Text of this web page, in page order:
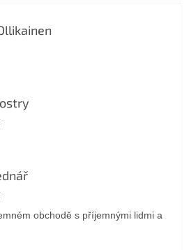
értékelése 5-ből 5 csillag.
5-ből 5 csillag.
5-ből 5 csillag.
obchodě s příjemnými lidmi a